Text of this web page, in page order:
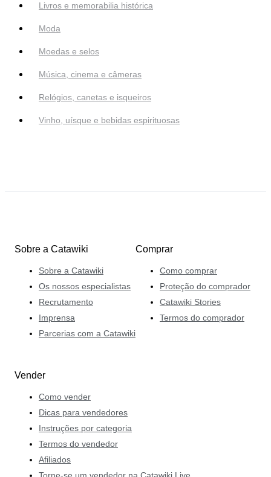
Livros e memorabilia histórica
Moda
Moedas e selos
Música, cinema e câmeras
Relógios, canetas e isqueiros
Vinho, uísque e bebidas espirituosas
Sobre a Catawiki
Sobre a Catawiki
Os nossos especialistas
Recrutamento
Imprensa
Parcerias com a Catawiki
Comprar
Como comprar
Proteção do comprador
Catawiki Stories
Termos do comprador
Vender
Como vender
Dicas para vendedores
Instruções por categoria
Termos do vendedor
Afiliados
Torne-se um vendedor na Catawiki Live